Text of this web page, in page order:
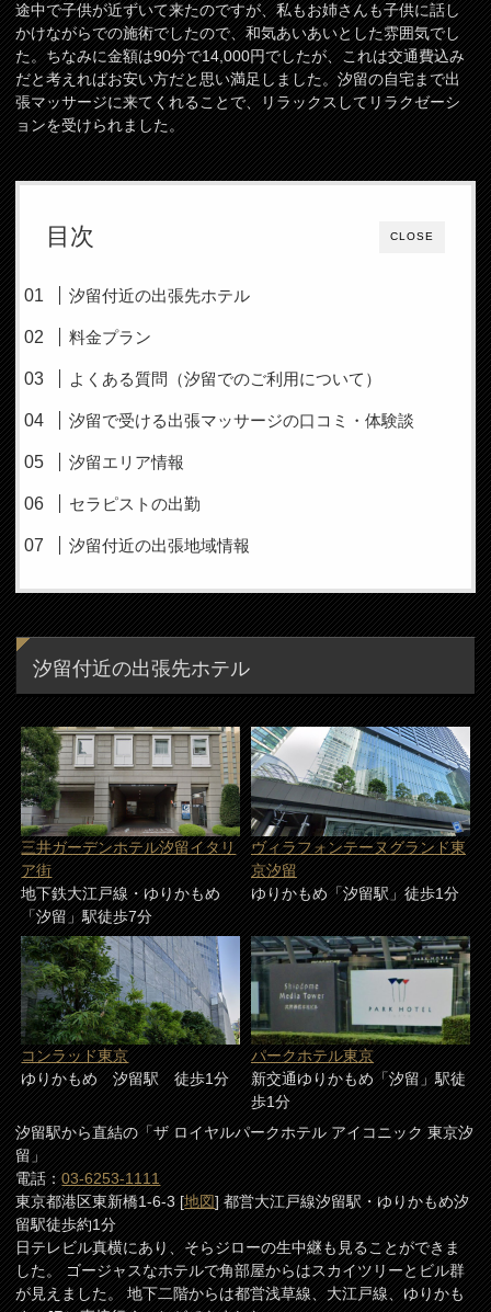
途中で子供が近ずいて来たのですが、私もお姉さんも子供に話し
かけながらでの施術でしたので、和気あいあいとした雰囲気でし
た。ちなみに金額は90分で14,000円でしたが、これは交通費込み
だと考えればお安い方だと思い満足しました。汐留の自宅まで出
張マッサージに来てくれることで、リラックスしてリラクゼーシ
ョンを受けられました。
CLOSE
目次
汐留付近の出張先ホテル
料金プラン
よくある質問（汐留でのご利用について）
汐留で受ける出張マッサージの口コミ・体験談
汐留エリア情報
セラピストの出勤
汐留付近の出張地域情報
汐留付近の出張先ホテル
三井ガーデンホテル汐留イタリ
ア街
地下鉄大江戸線・ゆりかもめ
「汐留」駅徒歩7分
ヴィラフォンテーヌグランド東
京汐留
ゆりかもめ「汐留駅」徒歩1分
コンラッド東京
ゆりかもめ 汐留駅 徒歩1分
パークホテル東京
新交通ゆりかもめ「汐留」駅徒
歩1分
汐留駅から直結の「ザ ロイヤルパークホテル アイコニック 東京汐
留」
電話：03-6253-1111
東京都港区東新橋1-6-3 [地図] 都営大江戸線汐留駅・ゆりかもめ汐
留駅徒歩約1分
日テレビル真横にあり、そらジローの生中継も見ることができま
した。 ゴージャスなホテルで角部屋からはスカイツリーとビル群
が見えました。 地下二階からは都営浅草線、大江戸線、ゆりかも